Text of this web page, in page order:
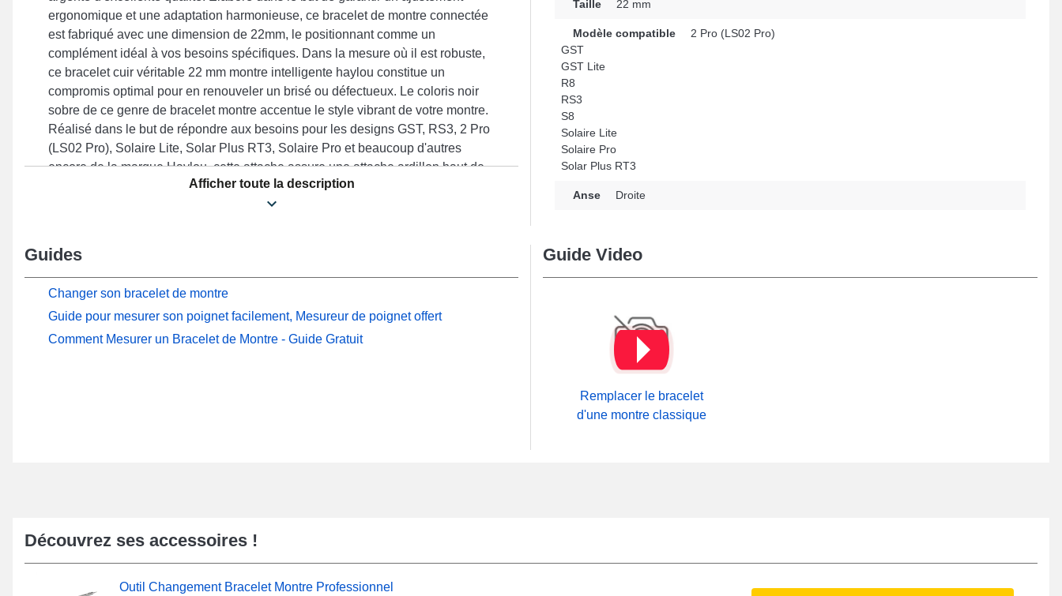
ergonomique et une adaptation harmonieuse, ce bracelet de montre connectée
est fabriqué avec une dimension de 22mm, le positionnant comme un
complément idéal à vos besoins spécifiques. Dans la mesure où il est robuste,
ce bracelet cuir véritable 22 mm montre intelligente haylou constitue un
compromis optimal pour en renouveler un brisé ou défectueux. Le coloris noir
sobre de ce genre de bracelet montre accentue le style vibrant de votre montre.
Réalisé dans le but de répondre aux besoins pour les designs GST, RS3, 2 Pro
(LS02 Pro), Solaire Lite, Solar Plus RT3, Solaire Pro et beaucoup d'autres
encore de la marque Haylou, cette attache assure une attache ardillon haut de
gamme et un style unique. Conçu pour se combiner naturellement avec une
large gamme de modèles de la marque Haylou, cet accessoire fusionne style
Afficher toute la description
Taille 22 mm
Modèle compatible
2 Pro (LS02 Pro)
GST
GST Lite
R8
RS3
S8
Solaire Lite
Solaire Pro
Solar Plus RT3
Anse Droite
Guides
Changer son bracelet de montre
Guide pour mesurer son poignet facilement, Mesureur de poignet offert
Comment Mesurer un Bracelet de Montre - Guide Gratuit
Guide Video
Remplacer le bracelet
d'une montre classique
Découvrez ses accessoires !
Outil Changement Bracelet Montre Professionnel